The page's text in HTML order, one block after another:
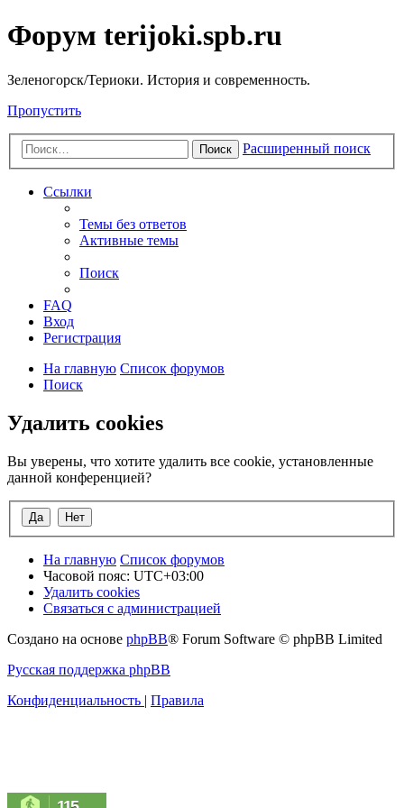
Форум terijoki.spb.ru
Зеленогорск/Териоки. История и современность.
Пропустить
Поиск Расширенный поиск
Ссылки
Темы без ответов
Активные темы
Поиск
FAQ
Вход
Регистрация
На главную Список форумов
Поиск
Удалить cookies
Вы уверены, что хотите удалить все cookie, установленные
данной конференцией?
На главную Список форумов
Часовой пояс: UTC+03:00
Удалить cookies
Связаться с администрацией
Создано на основе phpBB® Forum Software © phpBB Limited
Русская поддержка phpBB
Конфиденциальность | Правила